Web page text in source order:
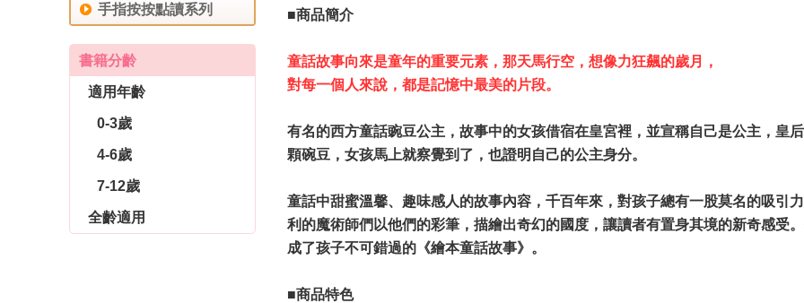
手指按按點讀系列
書籍分齡
適用年齡
0-3歲
4-6歲
7-12歲
全齡適用
■商品簡介
童話故事向來是童年的重要元素，那天馬行空，想像力狂飆的歲月，
​對每一個人來說，都是記憶中最美的片段。
有名的西方童話豌豆公主，故事中的女孩借宿在皇宮裡，並宣稱自己是公主，皇
顆碗豆，女孩馬上就察覺到了，也證明自己的公主身分。
童話中甜蜜溫馨、趣味感人的故事內容，千百年來，對孩子總有一股莫名的吸引
利的魔術師們以他們的彩筆，描繪出奇幻的國度，讓讀者有置身其境的新奇感受
成了孩子不可錯過的《繪本童話故事》。​
■商品特色